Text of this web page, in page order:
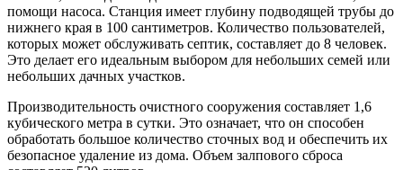
помощи насоса. Станция имеет глубину подводящей трубы до
нижнего края в 100 сантиметров. Количество пользователей,
которых может обслуживать септик, составляет до 8 человек.
Это делает его идеальным выбором для небольших семей или
небольших дачных участков.
Производительность очистного сооружения составляет 1,6
кубического метра в сутки. Это означает, что он способен
обработать большое количество сточных вод и обеспечить их
безопасное удаление из дома. Объем залпового сброса